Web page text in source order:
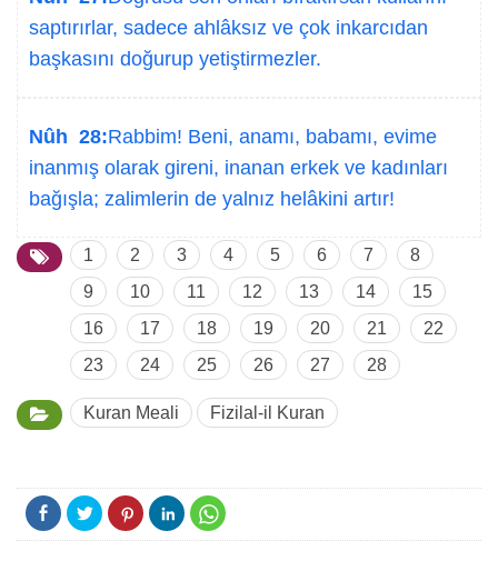
saptırırlar, sadece ahlâksız ve çok inkarcıdan
başkasını doğurup yetiştirmezler.
Nûh 28:Rabbim! Beni, anamı, babamı, evime
inanmış olarak gireni, inanan erkek ve kadınları
bağışla; zalimlerin de yalnız helâkini artır!
1 2 3 4 5 6 7
8
9
10 11 12 13 14
15
16
17 18 19 20 21
22
23
24 25 26 27 28
Kuran Meali Fizilal-il Kuran